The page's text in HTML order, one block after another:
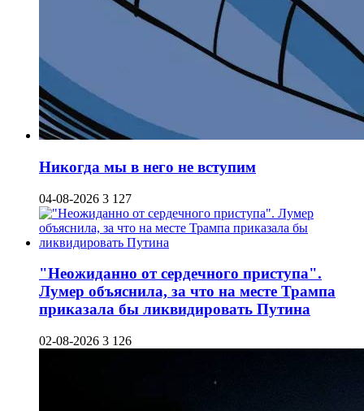
Никогда мы в него не вступим
04-08-2026 3 127
"Неожиданно от сердечного приступа".
Лумер объяснила, за что на месте Трампа
приказала бы ликвидировать Путина
02-08-2026 3 126